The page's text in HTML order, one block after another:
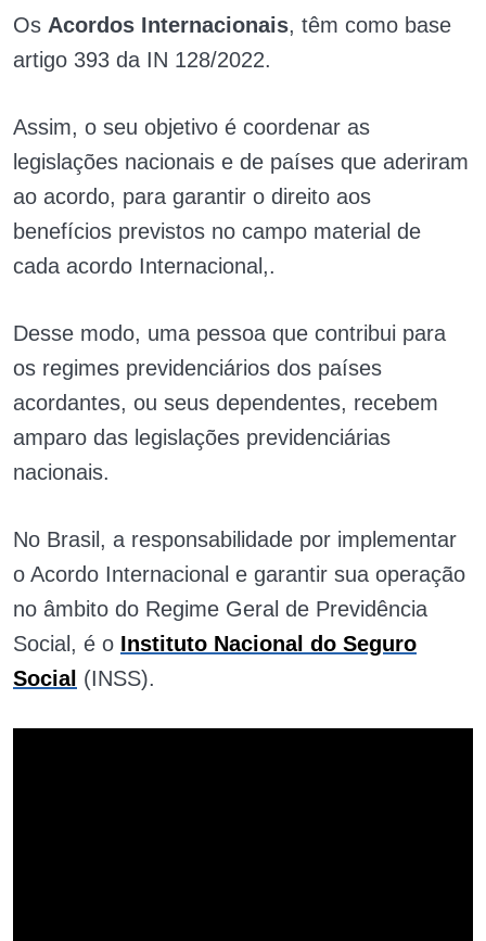
Os Acordos Internacionais, têm como base
artigo 393 da IN 128/2022.
Assim, o seu objetivo é coordenar as
legislações nacionais e de países que aderiram
ao acordo, para garantir o direito aos
benefícios previstos no campo material de
cada acordo Internacional,.
Desse modo, uma pessoa que contribui para
os regimes previdenciários dos países
acordantes, ou seus dependentes, recebem
amparo das legislações previdenciárias
nacionais.
No Brasil, a responsabilidade por implementar
o Acordo Internacional e garantir sua operação
no âmbito do Regime Geral de Previdência
Social, é o Instituto Nacional do Seguro
Social (INSS).